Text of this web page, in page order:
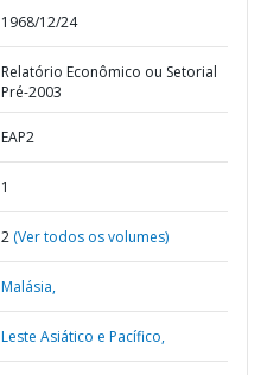
1968/12/24
Relatório Econômico ou Setorial
Pré-2003
EAP2
1
2 (Ver todos os volumes)
Malásia,
Leste Asiático e Pacífico,